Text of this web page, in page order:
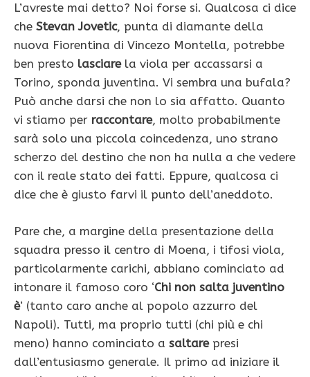
L’avreste mai detto? Noi forse si. Qualcosa ci dice
che Stevan Jovetic, punta di diamante della
nuova Fiorentina di Vincezo Montella, potrebbe
ben presto lasciarela viola per accassarsi a
Torino, sponda juventina. Vi sembra una bufala?
Può anche darsi che non lo sia affatto. Quanto
vi stiamo per raccontare, molto probabilmente
sarà solo una piccola coincedenza, uno strano
scherzo del destino che non ha nulla a che vedere
con il reale stato dei fatti. Eppure, qualcosa ci
dice che è giusto farvi il punto dell’aneddoto.
Pare che, a margine della presentazione della
squadra presso il centro di Moena, i tifosi viola,
particolarmente carichi, abbiano cominciato ad
intonare il famoso coro ‘Chi non salta juventino
è‘ (tanto caro anche al popolo azzurro del
Napoli). Tutti, ma proprio tutti (chi più e chi
meno) hanno cominciato a saltarepresi
dall’entusiasmo generale. Il primo ad iniziare il